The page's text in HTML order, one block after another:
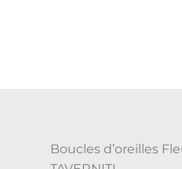
Boucles d’oreilles